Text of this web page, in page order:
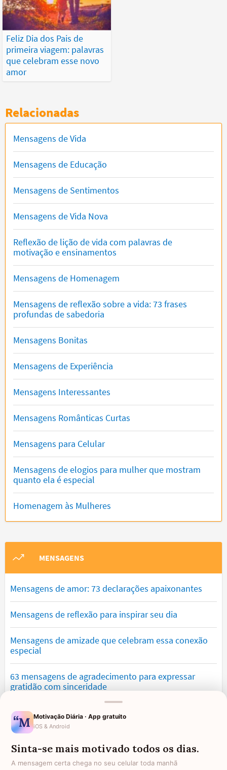
Feliz Dia dos Pais de
primeira viagem: palavras
que celebram esse novo
amor
Relacionadas
Mensagens de Vida
Mensagens de Educação
Mensagens de Sentimentos
Mensagens de Vida Nova
Reflexão de lição de vida com palavras de
motivação e ensinamentos
Mensagens de Homenagem
Mensagens de reflexão sobre a vida: 73 frases
profundas de sabedoria
Mensagens Bonitas
Mensagens de Experiência
Mensagens Interessantes
Mensagens Românticas Curtas
Mensagens para Celular
Mensagens de elogios para mulher que mostram
quanto ela é especial
Homenagem às Mulheres
MENSAGENS
Mensagens de amor: 73 declarações apaixonantes
Mensagens de reflexão para inspirar seu dia
Mensagens de amizade que celebram essa conexão
especial
63 mensagens de agradecimento para expressar
gratidão com sinceridade
Mensagens de saudade que tocam o coração e
expressam falta
Mensagens de otimismo que vão encher você de
confiança
Motivação Diária · App gratuito
iOS & Android
Sinta-se mais motivado todos os dias.
A mensagem certa chega no seu celular toda manhã